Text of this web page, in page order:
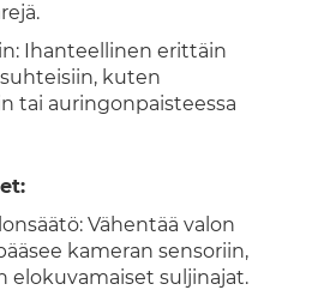
Ihanteellinen erittäin
kuten
tai auringonpaisteessa
Vähentää valon
kameran sensoriin,
elokuvamaiset suljinajat.